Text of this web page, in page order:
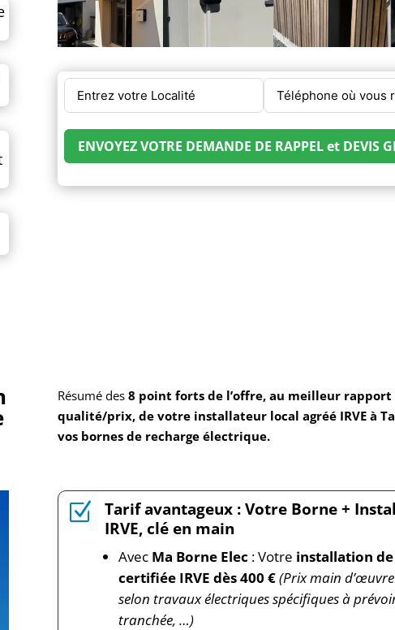
ENVOYEZ VOTRE DEMANDE DE RAPPEL et DEVIS
Résumé des 8 point forts de l’offre, au meilleur rapport
qualité/prix, de votre installateur local agréé IRVE à
vos bornes de recharge électrique.
Z
Tarif avantageux : Votre Borne +
IRVE, clé en main
Avec Ma Borne Elec : Votre installation
certifiée IRVE dès 400 €(Prix main
selon travaux électriques spécifiques à
tranchée, …)